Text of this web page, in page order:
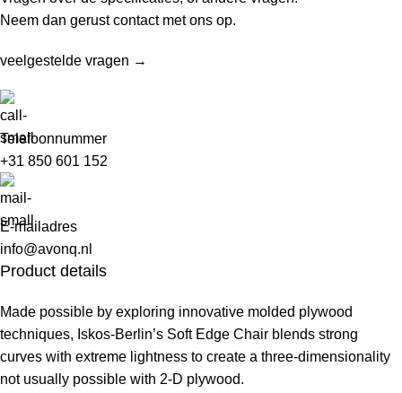
Neem dan gerust contact met ons op.
veelgestelde vragen →
Telefoonnummer
+31 850 601 152
E-mailadres
info@avonq.nl
Product details
Made possible by exploring innovative molded plywood
techniques, Iskos-Berlin’s Soft Edge Chair blends strong
curves with extreme lightness to create a three-dimensionality
not usually possible with 2-D plywood.